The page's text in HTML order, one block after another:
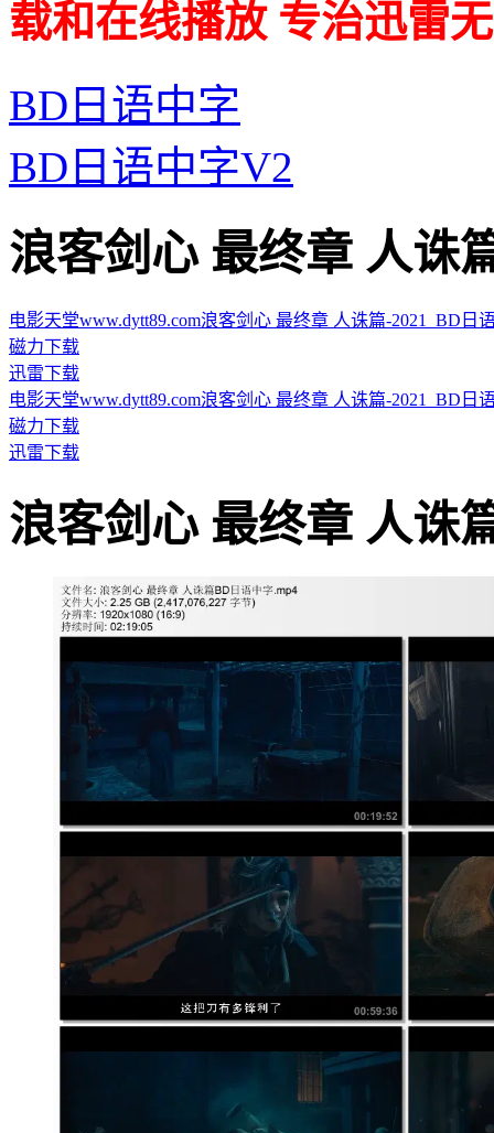
载和在线播放 专治迅雷
BD日语中字
BD日语中字V2
浪客剑心 最终章 人诛
电影天堂www.dytt89.com浪客剑心 最终章 人诛篇-2021_BD日
磁力下载
迅雷下载
电影天堂www.dytt89.com浪客剑心 最终章 人诛篇-2021_BD日
磁力下载
迅雷下载
浪客剑心 最终章 人诛篇